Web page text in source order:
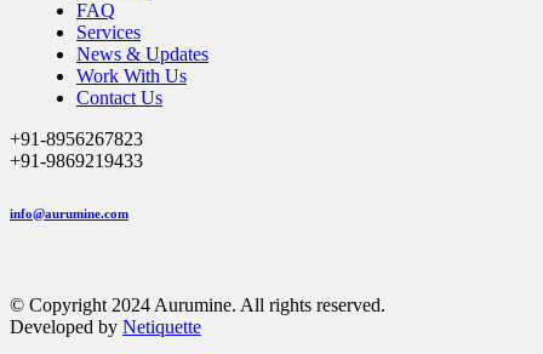
FAQ
Services
News & Updates
Work With Us
Contact Us
+91-8956267823
+91-9869219433
info@aurumine.com
© Copyright 2024 Aurumine. All rights reserved.
Developed by Netiquette